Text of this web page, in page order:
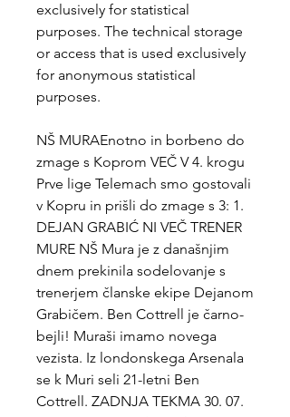
exclusively for statistical
purposes. The technical storage
or access that is used exclusively
for anonymous statistical
purposes.
NŠ MURAEnotno in borbeno do
zmage s Koprom VEČ V 4. krogu
Prve lige Telemach smo gostovali
v Kopru in prišli do zmage s 3: 1.
DEJAN GRABIĆ NI VEČ TRENER
MURE NŠ Mura je z današnjim
dnem prekinila sodelovanje s
trenerjem članske ekipe Dejanom
Grabičem. Ben Cottrell je čarno-
bejli! Muraši imamo novega
vezista. Iz londonskega Arsenala
se k Muri seli 21-letni Ben
Cottrell. ZADNJA TEKMA 30. 07.